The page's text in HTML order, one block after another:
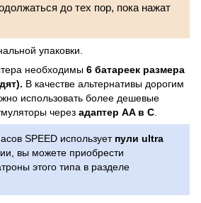
до тех пор, пока нажат
упаковки.
необходимы 6 батареек размера
В качестве альтернативы дорогим
использовать более дешевые
через адаптер AA в C
SPEED использует пули ultra
вы можете приобрести
этого типа в разделе